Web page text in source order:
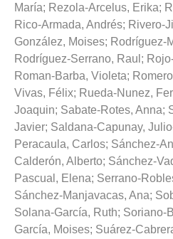
María; Rezola-Arcelus, Erika;
Rico-Armada, Andrés; Rivero-
González, Moises; Rodríguez-
Rodríguez-Serrano, Raul ;
Roman-Barba, Violeta;
Vivas, Félix; Rueda-Nunez,
Joaquin; Sabate-Rotes, Anna;
Javier; Saldana-Capunay,
Peracaula, Carlos; Sánchez-
Calderón, Alberto; Sánchez-
Pascual, Elena; Serrano-
Sánchez-Manjavacas, Ana;
Solana-García, Ruth; Soriano-
García, Moises; Suárez-